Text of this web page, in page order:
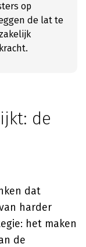
op
de lat te
de
dat
harder
het maken
de